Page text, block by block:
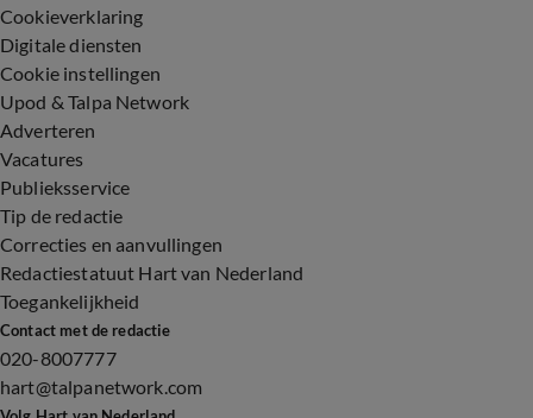
Cookieverklaring
Digitale diensten
Cookie instellingen
Upod & Talpa Network
Adverteren
Vacatures
Publieksservice
Tip de redactie
Correcties en aanvullingen
Redactiestatuut Hart van Nederland
Toegankelijkheid
Contact met de redactie
020-8007777
hart@talpanetwork.com